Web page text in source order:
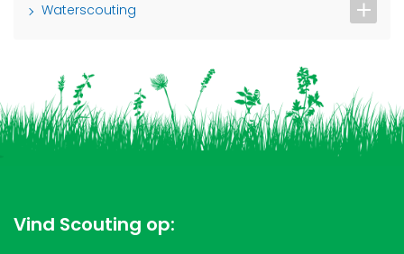
Waterscouting
Vind Scouting op: